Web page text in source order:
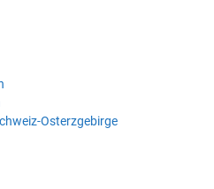
Osterzgebirge